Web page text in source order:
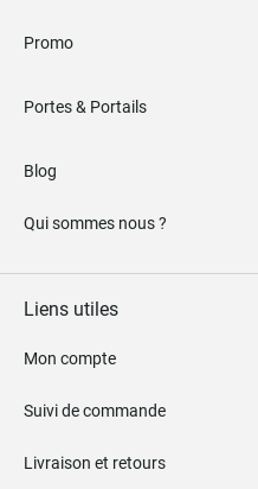
Promo
Portes & Portails
Blog
Qui sommes nous ?
Liens utiles
Mon compte
Suivi de commande
Livraison et retours